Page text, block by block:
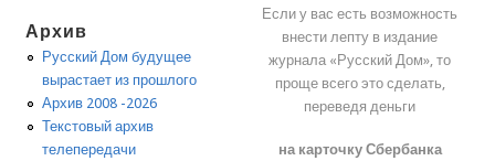
Архив
Русский Дом будущее
вырастает из прошлого
Архив 2008 -2026
Текстовый архив
телепередачи
Если у вас есть возможность
внести лепту в издание
журнала «Русский Дом», то
проще всего это сделать,
переведя деньги
на карточку Сбербанка